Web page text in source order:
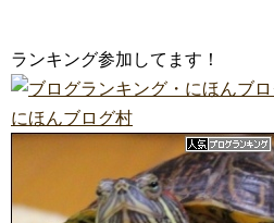
ランキング参加してます！
にほんブログ村